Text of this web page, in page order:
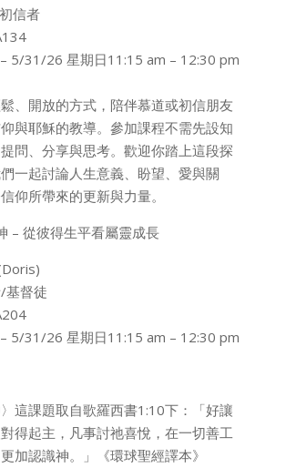
信者
5/31/26 星期日11:15 am – 12:30 pm
、開放的方式，陪伴慕道或初信朋友
與耶穌的教導。參加課程不需先設知
問、分享與思考。歡迎你踏上這段探
一起討論人生意義、盼望、愛與關
仰所帶來的更新與力量。
– 從彼得生平看屬靈成長
基督徒
5/31/26 星期日11:15 am – 12:30 pm
〉這課題取自歌羅西書1:10下：「好讓
得起主，凡事討祂喜悅，在一切善工
加認識神。」《環球聖經譯本》